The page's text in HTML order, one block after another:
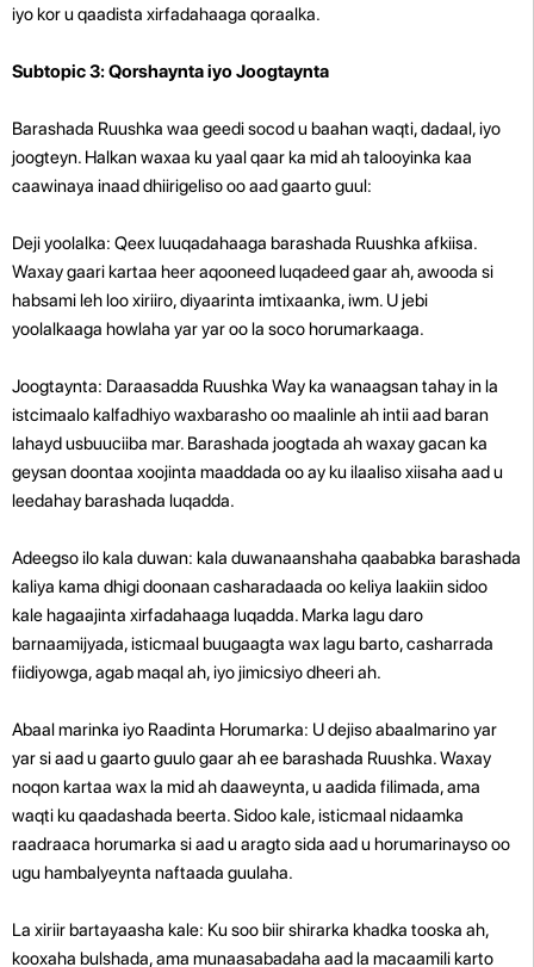
iyo kor u qaadista xirfadahaaga qoraalka.
Subtopic 3: Qorshaynta iyo Joogtaynta
Barashada Ruushka waa geedi socod u baahan waqti, dadaal, iyo
joogteyn. Halkan waxaa ku yaal qaar ka mid ah talooyinka kaa
caawinaya inaad dhiirigeliso oo aad gaarto guul:
Deji yoolalka: Qeex luuqadahaaga barashada Ruushka afkiisa.
Waxay gaari kartaa heer aqooneed luqadeed gaar ah, awooda si
habsami leh loo xiriiro, diyaarinta imtixaanka, iwm. U jebi
yoolalkaaga howlaha yar yar oo la soco horumarkaaga.
Joogtaynta: Daraasadda Ruushka Way ka wanaagsan tahay in la
istcimaalo kalfadhiyo waxbarasho oo maalinle ah intii aad baran
lahayd usbuuciiba mar. Barashada joogtada ah waxay gacan ka
geysan doontaa xoojinta maaddada oo ay ku ilaaliso xiisaha aad u
leedahay barashada luqadda.
Adeegso ilo kala duwan: kala duwanaanshaha qaababka barashada
kaliya kama dhigi doonaan casharadaada oo keliya laakiin sidoo
kale hagaajinta xirfadahaaga luqadda. Marka lagu daro
barnaamijyada, isticmaal buugaagta wax lagu barto, casharrada
fiidiyowga, agab maqal ah, iyo jimicsiyo dheeri ah.
Abaal marinka iyo Raadinta Horumarka: U dejiso abaalmarino yar
yar si aad u gaarto guulo gaar ah ee barashada Ruushka. Waxay
noqon kartaa wax la mid ah daaweynta, u aadida filimada, ama
waqti ku qaadashada beerta. Sidoo kale, isticmaal nidaamka
raadraaca horumarka si aad u aragto sida aad u horumarinayso oo
ugu hambalyeynta naftaada guulaha.
La xiriir bartayaasha kale: Ku soo biir shirarka khadka tooska ah,
kooxaha bulshada, ama munaasabadaha aad la macaamili karto